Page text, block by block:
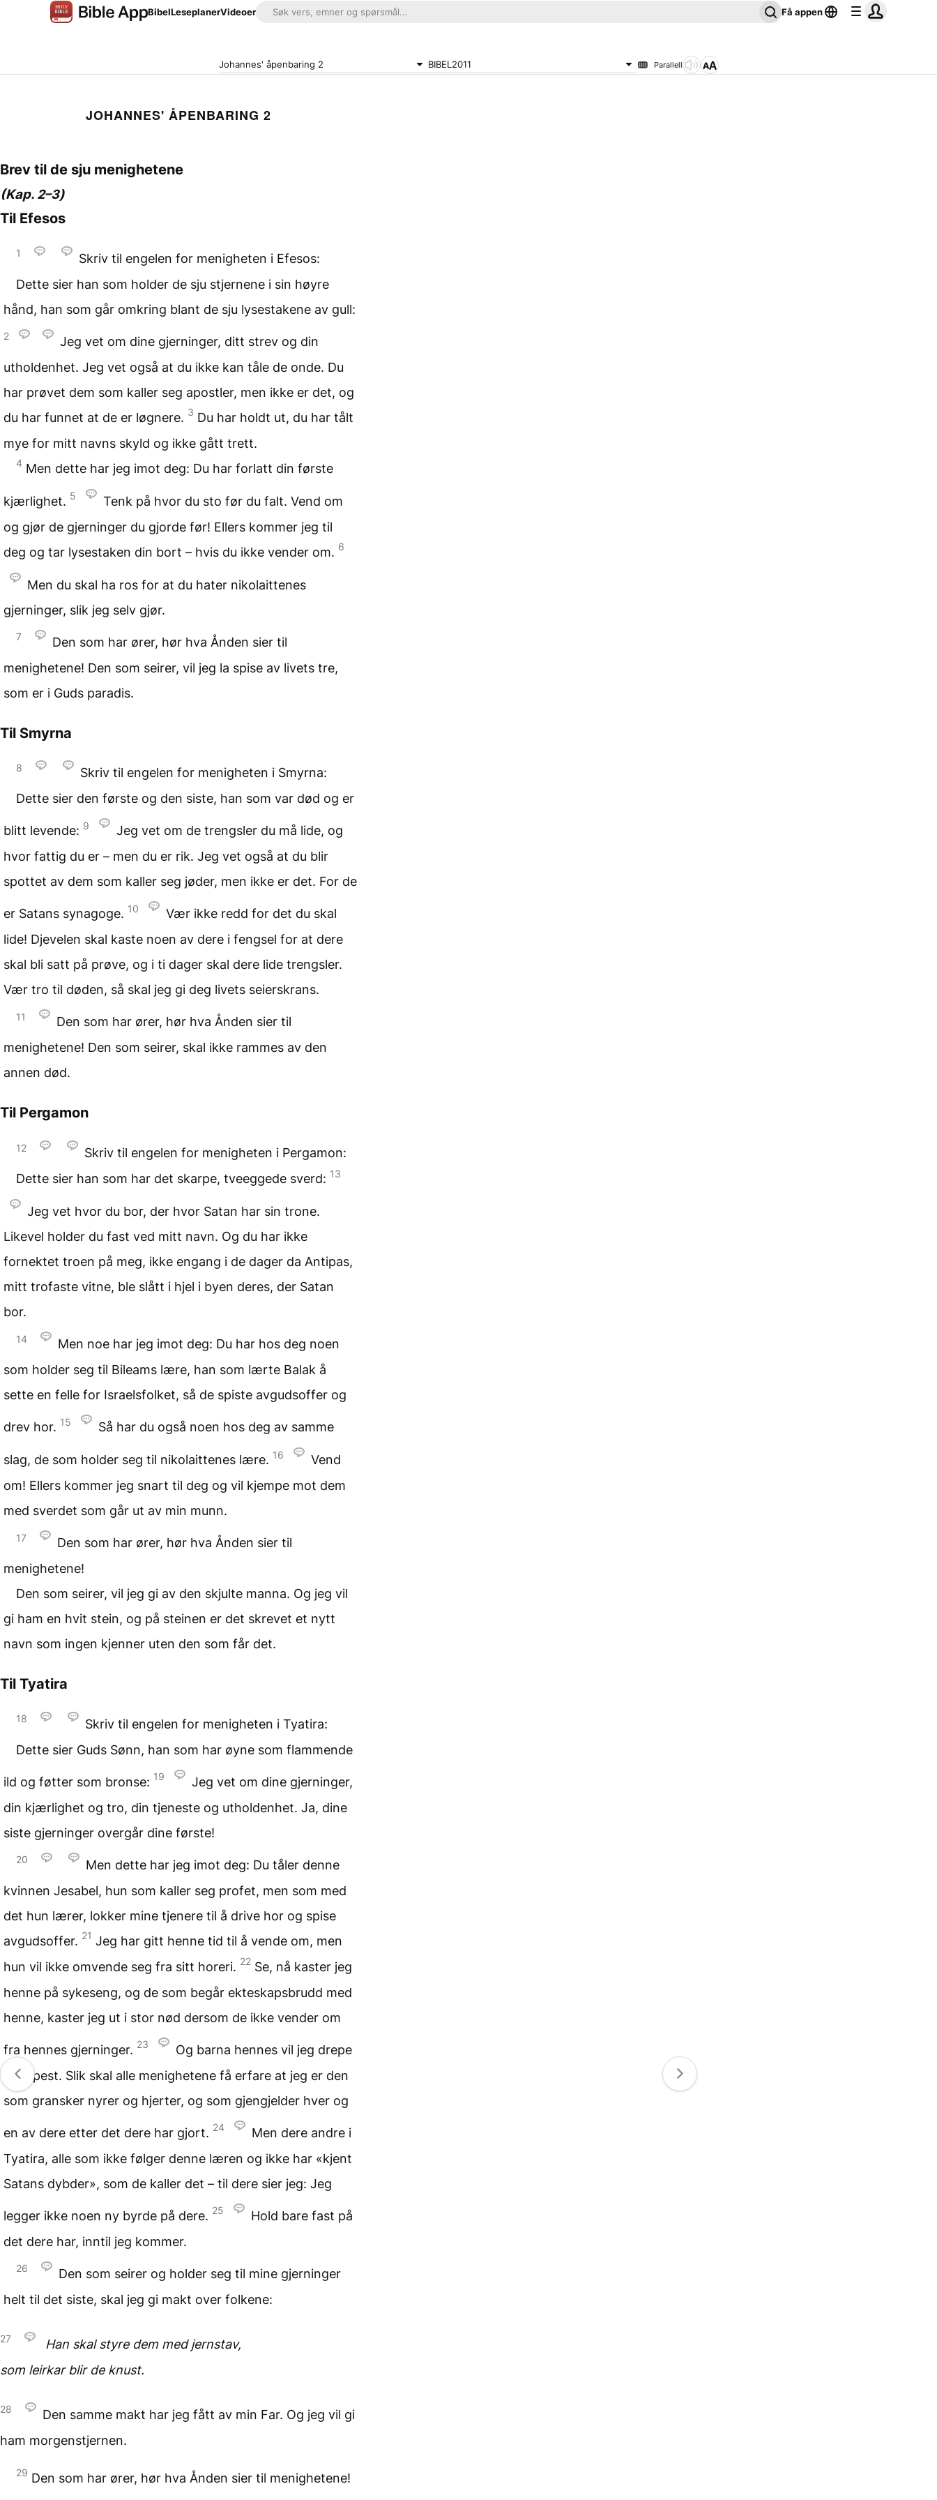
BibelLeseplanerVideoer Få appen
Johannes' åpenbaring 2 BIBEL2011 Parallell
JOHANNES' ÅPENBARING 2
Brev til de sju menighetene
(Kap. 2–3)
Til Efesos
1
Skriv til engelen for menigheten i Efesos:
Dette sier han som holder de sju stjernene i sin høyre
hånd, han som går omkring blant de sju lysestakene av gull:
2
Jeg vet om dine gjerninger, ditt strev og din
utholdenhet. Jeg vet også at du ikke kan tåle de onde. Du
har prøvet dem som kaller seg apostler, men ikke er det, og
du har funnet at de er løgnere. 3 Du har holdt ut, du har tålt
mye for mitt navns skyld og ikke gått trett.
4 Men dette har jeg imot deg: Du har forlatt din første
kjærlighet. 5
Tenk på hvor du sto før du falt. Vend om
og gjør de gjerninger du gjorde før! Ellers kommer jeg til
deg og tar lysestaken din bort – hvis du ikke vender om. 6
Men du skal ha ros for at du hater nikolaittenes
gjerninger, slik jeg selv gjør.
7
Den som har ører, hør hva Ånden sier til
menighetene! Den som seirer, vil jeg la spise av livets tre,
som er i Guds paradis.
Til Smyrna
8
Skriv til engelen for menigheten i Smyrna:
Dette sier den første og den siste, han som var død og er
blitt levende: 9
Jeg vet om de trengsler du må lide, og
hvor fattig du er – men du er rik. Jeg vet også at du blir
spottet av dem som kaller seg jøder, men ikke er det. For de
er Satans synagoge. 10
Vær ikke redd for det du skal
lide! Djevelen skal kaste noen av dere i fengsel for at dere
skal bli satt på prøve, og i ti dager skal dere lide trengsler.
Vær tro til døden, så skal jeg gi deg livets seierskrans.
11
Den som har ører, hør hva Ånden sier til
menighetene! Den som seirer, skal ikke rammes av den
annen død.
Til Pergamon
12
Skriv til engelen for menigheten i Pergamon:
Dette sier han som har det skarpe, tveeggede sverd: 13
Jeg vet hvor du bor, der hvor Satan har sin trone.
Likevel holder du fast ved mitt navn. Og du har ikke
fornektet troen på meg, ikke engang i de dager da Antipas,
mitt trofaste vitne, ble slått i hjel i byen deres, der Satan
bor.
14
Men noe har jeg imot deg: Du har hos deg noen
som holder seg til Bileams lære, han som lærte Balak å
sette en felle for Israelsfolket, så de spiste avgudsoffer og
drev hor. 15 Så har du også noen hos deg av samme
slag, de som holder seg til nikolaittenes lære. 16
Vend
om! Ellers kommer jeg snart til deg og vil kjempe mot dem
med sverdet som går ut av min munn.
17
Den som har ører, hør hva Ånden sier til
menighetene!
Den som seirer, vil jeg gi av den skjulte manna. Og jeg vil
gi ham en hvit stein, og på steinen er det skrevet et nytt
navn som ingen kjenner uten den som får det.
Til Tyatira
18
Skriv til engelen for menigheten i Tyatira:
Dette sier Guds Sønn, han som har øyne som flammende
ild og føtter som bronse: 19
Jeg vet om dine gjerninger,
din kjærlighet og tro, din tjeneste og utholdenhet. Ja, dine
siste gjerninger overgår dine første!
20
Men dette har jeg imot deg: Du tåler denne
kvinnen Jesabel, hun som kaller seg profet, men som med
det hun lærer, lokker mine tjenere til å drive hor og spise
avgudsoffer. 21 Jeg har gitt henne tid til å vende om, men
hun vil ikke omvende seg fra sitt horeri. 22 Se, nå kaster jeg
henne på sykeseng, og de som begår ekteskapsbrudd med
henne, kaster jeg ut i stor nød dersom de ikke vender om
fra hennes gjerninger. 23
Og barna hennes vil jeg drepe
med pest. Slik skal alle menighetene få erfare at jeg er den
som gransker nyrer og hjerter, og som gjengjelder hver og
en av dere etter det dere har gjort. 24
Men dere andre i
Tyatira, alle som ikke følger denne læren og ikke har «kjent
Satans dybder», som de kaller det – til dere sier jeg: Jeg
legger ikke noen ny byrde på dere. 25
Hold bare fast på
det dere har, inntil jeg kommer.
26
Den som seirer og holder seg til mine gjerninger
helt til det siste, skal jeg gi makt over folkene:
27 Han skal styre dem med jernstav,
som leirkar blir de knust.
28
Den samme makt har jeg fått av min Far. Og jeg vil gi
ham morgenstjernen.
29 Den som har ører, hør hva Ånden sier til menighetene!